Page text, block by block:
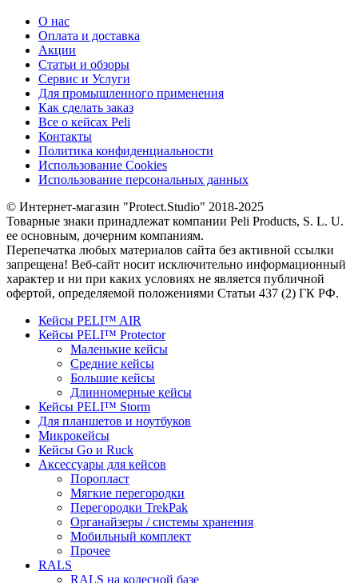
О нас
Оплата и доставка
Акции
Статьи и обзоры
Сервис и Услуги
Для промышленного применения
Как сделать заказ
Все о кейсах Peli
Контакты
Политика конфиденциальности
Использование Cookies
Использование персональных данных
© Интернет-магазин "Protect.Studio" 2018-2025
Товарные знаки принадлежат компании Peli Products, S. L. U.
ее основным, дочерним компаниям.
Перепечатка любых материалов сайта без активной ссылки
запрещена! Веб-сайт носит исключительно информационный
характер и ни при каких условиях не является публичной
офертой, определяемой положениями Статьи 437 (2) ГК РФ.
Кейсы PELI™ AIR
Кейсы PELI™ Protector
Маленькие кейсы
Средние кейсы
Большие кейсы
Длинномерные кейсы
Кейсы PELI™ Storm
Для планшетов и ноутбуков
Микрокейсы
Кейсы Go и Ruck
Аксессуары для кейсов
Поропласт
Мягкие перегородки
Перегородки TrekPak
Органайзеры / системы хранения
Мобильный комплект
Прочее
RALS
RALS на колесной базе